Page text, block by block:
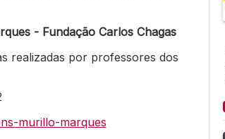
- Fundação Carlos Chagas
realizadas por professores dos
murillo-marques